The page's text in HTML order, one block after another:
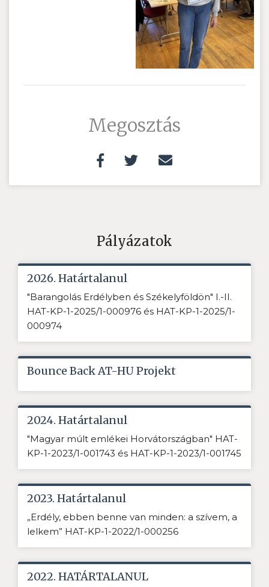
Megosztás
Pályázatok
2026. Határtalanul
"Barangolás Erdélyben és Székelyföldön" I.-II.
HAT-KP-1-2025/1-000976 és HAT-KP-1-2025/1-
000974
Bounce Back AT-HU Projekt
2024. Határtalanul
"Magyar múlt emlékei Horvátországban" HAT-
KP-1-2023/1-001743 és HAT-KP-1-2023/1-001745
2023. Határtalanul
„Erdély, ebben benne van minden: a szívem, a
lelkem” HAT-KP-1-2022/1-000256
2022. HATÁRTALANUL